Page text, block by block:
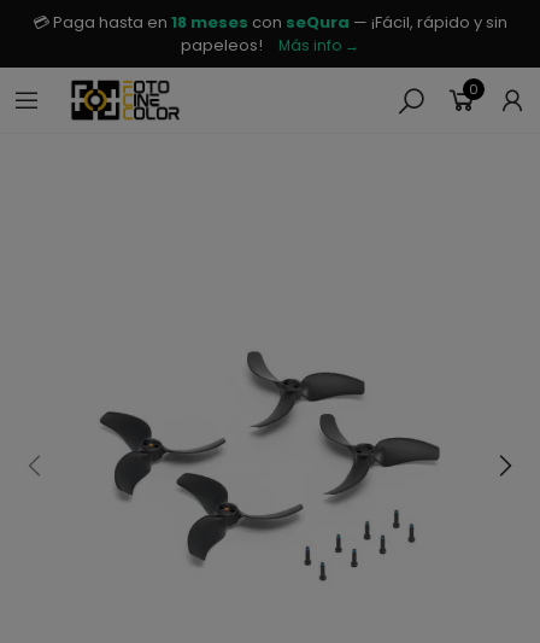
💳 Paga hasta en 18 meses con seQura — ¡Fácil, rápido y sin
papeleos!
Más info →
0